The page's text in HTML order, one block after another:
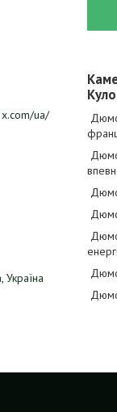
ua/
Україна